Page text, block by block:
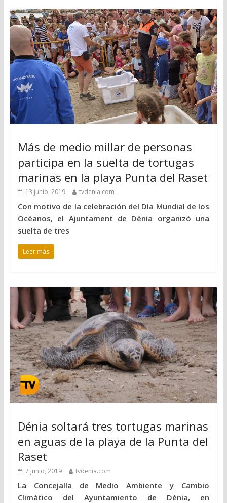
Más de medio millar de personas
participa en la suelta de tortugas
marinas en la playa Punta del Raset
13 junio, 2019 tvdenia.com
Con motivo de la celebración del Día Mundial de los
Océanos, el Ajuntament de Dénia organizó una
suelta de tres
Leer más
Dénia soltará tres tortugas marinas
en aguas de la playa de la Punta del
Raset
7 junio, 2019 tvdenia.com
La Concejalía de Medio Ambiente y Cambio
Climático del Ayuntamiento de Dénia, en